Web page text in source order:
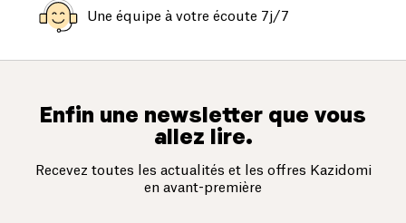
Une équipe à votre écoute 7j/7
Enfin une newsletter que vous
allez lire.
Recevez toutes les actualités et les offres Kazidomi
en avant-première